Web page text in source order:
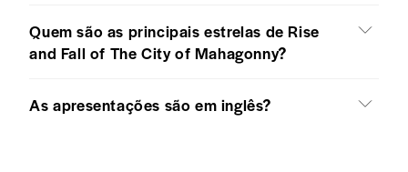
Quem são as principais estrelas de Rise
and Fall of The City of Mahagonny?
As apresentações são em inglês?